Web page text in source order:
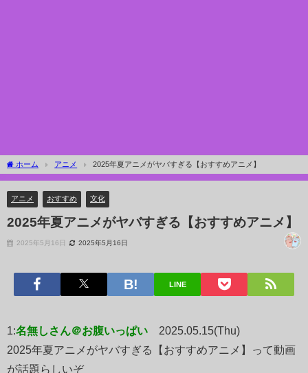
ホーム アニメ 2025年夏アニメがヤバすぎる【おすすめアニメ】
アニメ おすすめ 文化
2025年夏アニメがヤバすぎる【おすすめアニメ】
2025年5月16日 2025年5月16日
LINE
1:名無しさん＠お腹いっぱい
2025.05.15(Thu)
2025年夏アニメがヤバすぎる【おすすめアニメ】って動画
が話題らしいぞ